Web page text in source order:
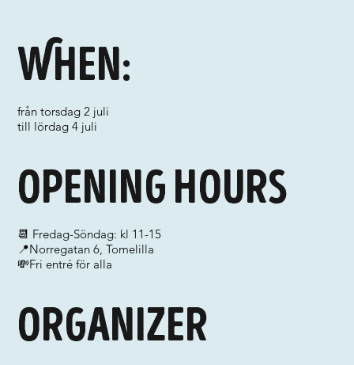
When:
från torsdag 2 juli
till lördag 4 juli
Organizer
Opening hours
📆 Fredag-Söndag: kl 11-15
📍Norregatan 6, Tomelilla
💸Fri entré för alla